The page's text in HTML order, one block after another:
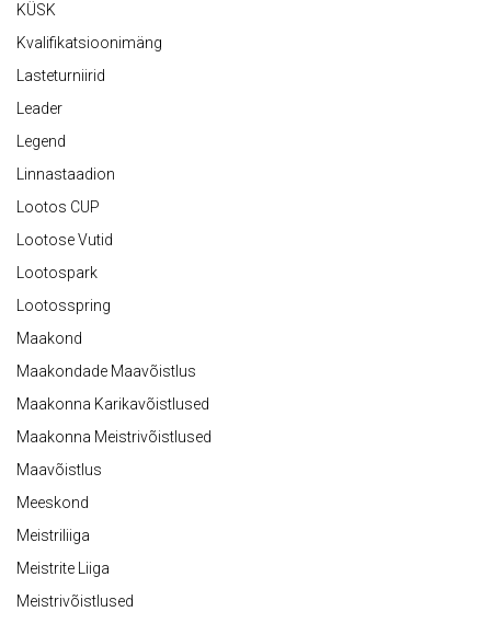
KÜSK
Kvalifikatsioonimäng
Lasteturniirid
Leader
Legend
Linnastaadion
Lootos CUP
Lootose Vutid
Lootospark
Lootosspring
Maakond
Maakondade Maavõistlus
Maakonna Karikavõistlused
Maakonna Meistrivõistlused
Maavõistlus
Meeskond
Meistriliiga
Meistrite Liiga
Meistrivõistlused